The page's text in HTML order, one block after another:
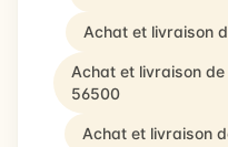
Achat et livraison
Achat et livraison
56500
Achat et livraison